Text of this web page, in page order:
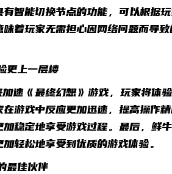
智能切换节点的功能，可以根据
着玩家无需担心因网络问题而导
更上一层楼
速《最终幻想》游戏，玩家将体
游戏中反应更加迅速，提高操作
稳定地享受游戏过程。最后，鲜
轻松地享受到优质的游戏体验。
最佳伙伴